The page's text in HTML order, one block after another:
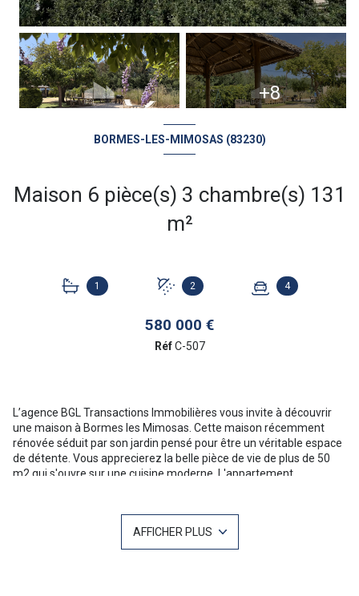
+8
BORMES-LES-MIMOSAS (83230)
Maison 6 pièce(s) 3 chambre(s) 131
m²
1 2 4
580 000 €
RéfC-507
L’agence BGL Transactions Immobilières vous invite à découvrir
une maison à Bormes les Mimosas. Cette maison récemment
rénovée séduit par son jardin pensé pour être un véritable espace
de détente. Vous apprecierez la belle pièce de vie de plus de 50
m2 qui s'ouvre sur une cuisine moderne. L'appartement
stationnement sont trés facile sur ce terrain plat de plus de 900
m2. A visiter sans tarder ! Pour plus d'informations ou une visite
n'hésitez pas à contacter Christophe MAZET 06 71 10 19 03 Votre
AFFICHER PLUS